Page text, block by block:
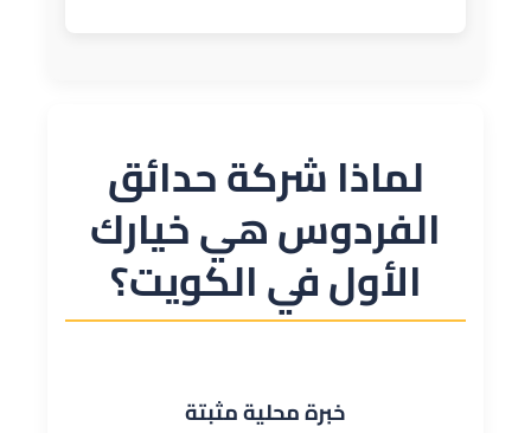
لماذا شركة حدائق
الفردوس هي خيارك
الأول في الكويت؟
خبرة محلية مثبتة